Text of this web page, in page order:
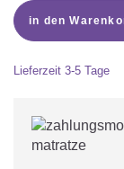
in den
Lieferzeit 3-5 Tage